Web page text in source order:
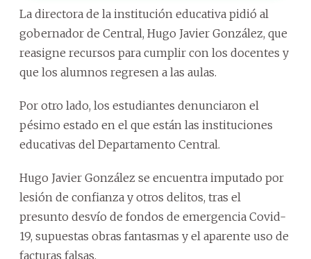
La directora de la institución educativa pidió al
gobernador de Central, Hugo Javier González, que
reasigne recursos para cumplir con los docentes y
que los alumnos regresen a las aulas.
Por otro lado, los estudiantes denunciaron el
pésimo estado en el que están las instituciones
educativas del Departamento Central.
Hugo Javier González se encuentra imputado por
lesión de confianza y otros delitos, tras el
presunto desvío de fondos de emergencia Covid-
19, supuestas obras fantasmas y el aparente uso de
facturas falsas.